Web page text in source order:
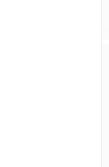
Layer)通信によ